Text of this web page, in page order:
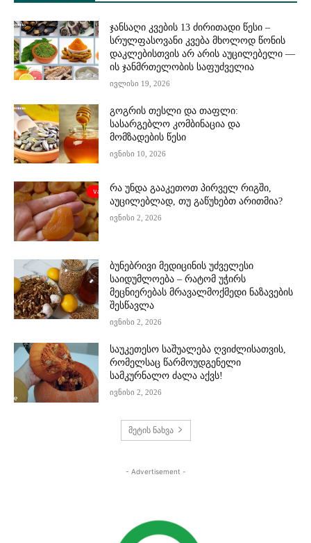
ჯანსაღი კვების 13 ძირითადი წესი –
სრულფასოვანი კვება მხოლოდ წონის
დაკლებისთვის არ არის აუცილებელი —
ის ჯანმრთელობის საფუძველია
ივლისი 19, 2026
გოგრის თესლი და თაფლი:
სასარგებლო კომბინაცია და
მომზადების წესი
ივნისი 10, 2026
რა უნდა გააკეთოთ პირველ რიგში,
აუცილებლად, თუ გაწუხებთ არითმია?
ივნისი 2, 2026
ბუნებრივი მედიცინის უძველესი
საიდუმლოება – რატომ უჭირს
მეცნიერებას მრავალმოქმედი ნაზავების
შესწავლა
ივნისი 2, 2026
საუკეთესო საშუალება ღვიძლისათვის,
რომელსაც წარმოუდგენელი
სამკურნალო ძალა აქვს!
ივნისი 2, 2026
მეტის ნახვა
- Advertisement -